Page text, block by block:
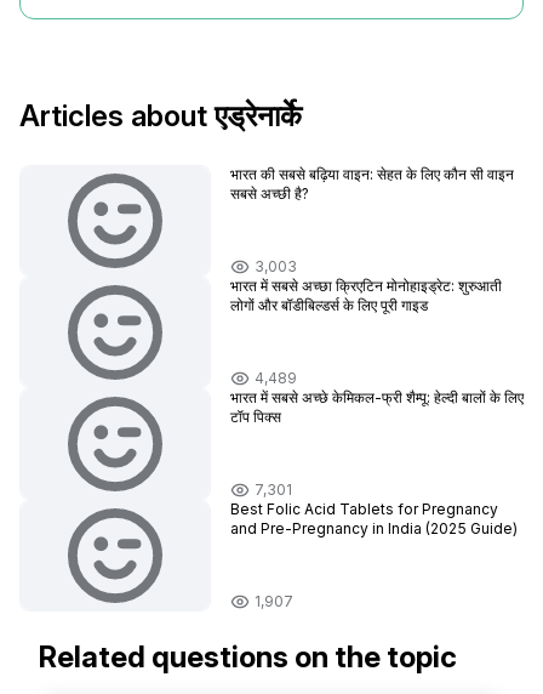
Articles about एड्रेनार्के
भारत की सबसे बढ़िया वाइन: सेहत के लिए कौन सी वाइन
सबसे अच्छी है?
3,003
भारत में सबसे अच्छा क्रिएटिन मोनोहाइड्रेट: शुरुआती
लोगों और बॉडीबिल्डर्स के लिए पूरी गाइड
4,489
भारत में सबसे अच्छे केमिकल-फ्री शैम्पू: हेल्दी बालों के लिए
टॉप पिक्स
7,301
Best Folic Acid Tablets for Pregnancy
and Pre-Pregnancy in India (2025 Guide)
1,907
Related questions on the topic